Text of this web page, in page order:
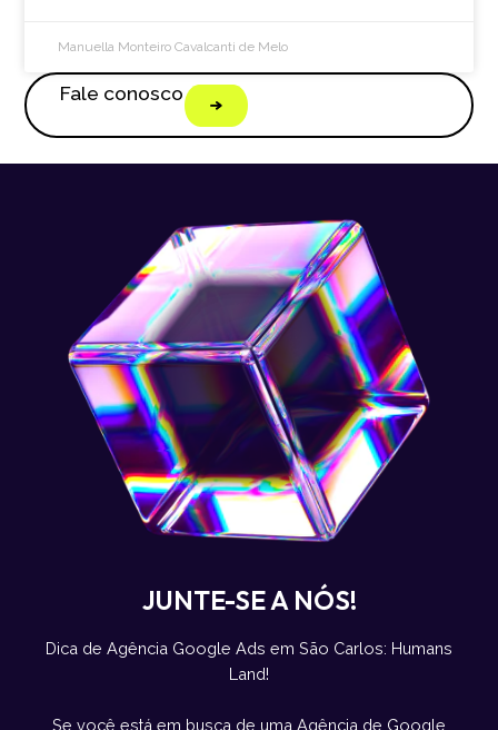
Manuella Monteiro Cavalcanti de Melo
Fale conosco
JUNTE-SE A NÓS!
Dica de Agência Google Ads em São Carlos: Humans
Land!
Se você está em busca de uma Agência de Google